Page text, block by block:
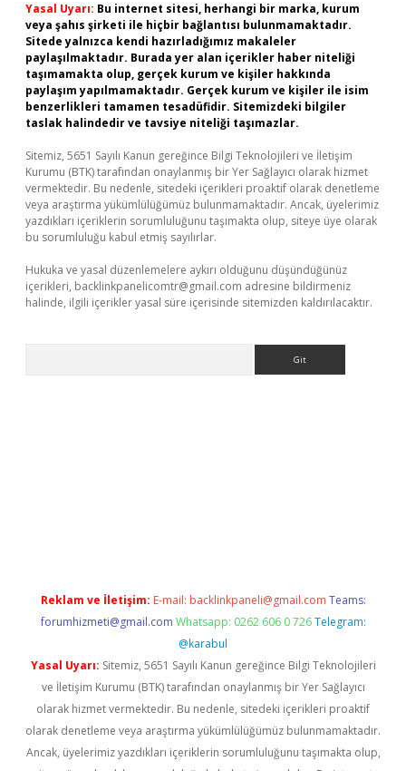
Yasal Uyarı: Bu internet sitesi, herhangi bir marka, kurum
veya şahıs şirketi ile hiçbir bağlantısı bulunmamaktadır.
Sitede yalnızca kendi hazırladığımız makaleler
paylaşılmaktadır. Burada yer alan içerikler haber niteliği
taşımamakta olup, gerçek kurum ve kişiler hakkında
paylaşım yapılmamaktadır. Gerçek kurum ve kişiler ile isim
benzerlikleri tamamen tesadüfidir. Sitemizdeki bilgiler
taslak halindedir ve tavsiye niteliği taşımazlar.
Sitemiz, 5651 Sayılı Kanun gereğince Bilgi Teknolojileri ve İletişim
Kurumu (BTK) tarafından onaylanmış bir Yer Sağlayıcı olarak hizmet
vermektedir. Bu nedenle, sitedeki içerikleri proaktif olarak denetleme
veya araştırma yükümlülüğümüz bulunmamaktadır. Ancak, üyelerimiz
yazdıkları içeriklerin sorumluluğunu taşımakta olup, siteye üye olarak
bu sorumluluğu kabul etmiş sayılırlar.
Hukuka ve yasal düzenlemelere aykırı olduğunu düşündüğünüz
içerikleri, backlinkpanelicomtr@gmail.com adresine bildirmeniz
halinde, ilgili içerikler yasal süre içerisinde sitemizden kaldırılacaktır.
Reklam ve İletişim: E-mail: backlinkpaneli@gmail.com Teams:
forumhizmeti@gmail.com Whatsapp: 0262 606 0 726 Telegram:
@karabul
Yasal Uyarı: Sitemiz, 5651 Sayılı Kanun gereğince Bilgi Teknolojileri
ve İletişim Kurumu (BTK) tarafından onaylanmış bir Yer Sağlayıcı
olarak hizmet vermektedir. Bu nedenle, sitedeki içerikleri proaktif
olarak denetleme veya araştırma yükümlülüğümüz bulunmamaktadır.
Ancak, üyelerimiz yazdıkları içeriklerin sorumluluğunu taşımakta olup,